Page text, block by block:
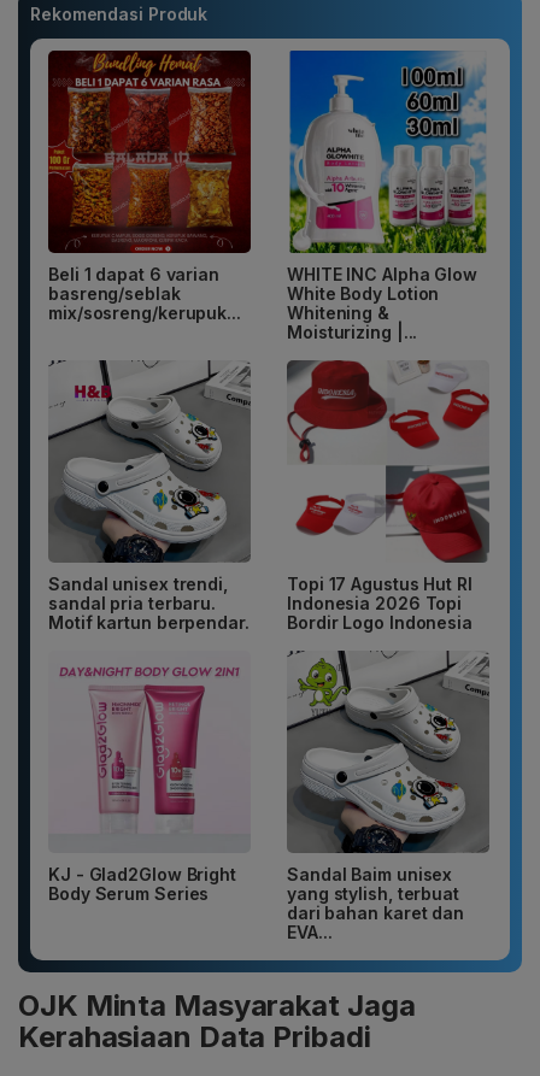
Rekomendasi Produk
Beli 1 dapat 6 varian
basreng/seblak
mix/sosreng/kerupuk...
WHITE INC Alpha Glow
White Body Lotion
Whitening &
Moisturizing |...
Sandal unisex trendi,
sandal pria terbaru.
Motif kartun berpendar.
Topi 17 Agustus Hut RI
Indonesia 2026 Topi
Bordir Logo Indonesia
KJ - Glad2Glow Bright
Body Serum Series
Sandal Baim unisex
yang stylish, terbuat
dari bahan karet dan
EVA...
OJK Minta Masyarakat Jaga
Kerahasiaan Data Pribadi